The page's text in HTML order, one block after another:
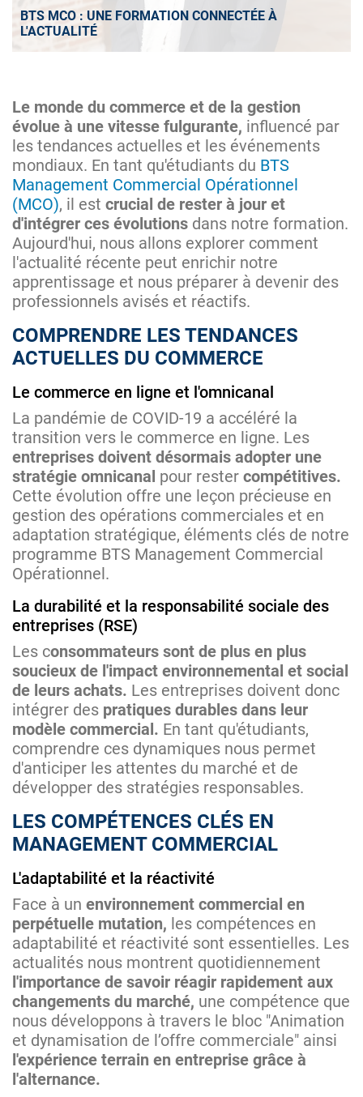
BTS MCO : UNE FORMATION CONNECTÉE À
L'ACTUALITÉ
Le monde du commerce et de la gestion
évolue à une vitesse fulgurante, influencé par
les tendances actuelles et les événements
mondiaux. En tant qu'étudiants du BTS
Management Commercial Opérationnel
(MCO), il est crucial de rester à jour et
d'intégrer ces évolutions dans notre formation.
Aujourd'hui, nous allons explorer comment
l'actualité récente peut enrichir notre
apprentissage et nous préparer à devenir des
professionnels avisés et réactifs.
COMPRENDRE LES TENDANCES
ACTUELLES DU COMMERCE
Le commerce en ligne et l'omnicanal
La pandémie de COVID-19 a accéléré la
transition vers le commerce en ligne. Les
entreprises doivent désormais adopter une
stratégie omnicanal pour rester compétitives.
Cette évolution offre une leçon précieuse en
gestion des opérations commerciales et en
adaptation stratégique, éléments clés de notre
programme BTS Management Commercial
Opérationnel.
La durabilité et la responsabilité sociale des
entreprises (RSE)
Les consommateurs sont de plus en plus
soucieux de l'impact environnemental et social
de leurs achats. Les entreprises doivent donc
intégrer des pratiques durables dans leur
modèle commercial. En tant qu'étudiants,
comprendre ces dynamiques nous permet
d'anticiper les attentes du marché et de
développer des stratégies responsables.
LES COMPÉTENCES CLÉS EN
MANAGEMENT COMMERCIAL
L'adaptabilité et la réactivité
Face à un environnement commercial en
perpétuelle mutation, les compétences en
adaptabilité et réactivité sont essentielles. Les
actualités nous montrent quotidiennement
l'importance de savoir réagir rapidement aux
changements du marché, une compétence que
nous développons à travers le bloc "Animation
et dynamisation de l’offre commerciale" ainsi
l'expérience terrain en entreprise grâce à
l'alternance.